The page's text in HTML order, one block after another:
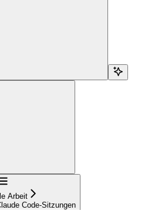
Arbeit
Code-Sitzungen